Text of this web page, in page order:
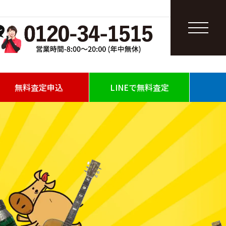
無料査定申込 LINEで無料査定